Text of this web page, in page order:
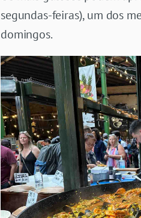
segundas-feiras), um dos
domingos.